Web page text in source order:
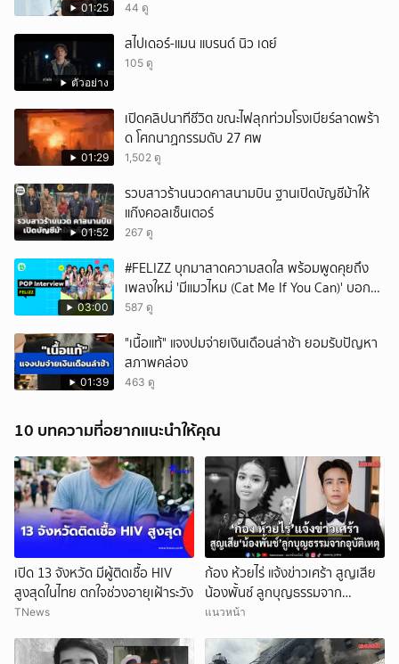
01:25 44 ดู
ตัวอย่าง
สไปเดอร์-แมน แบรนด์ นิว เดย์
105 ดู
01:29
เปิดคลิปนาทีชีวิต ขณะไฟลุกท่วมโรงเบียร์ลาดพร้า
ด โศกนาฏกรรมดับ 27 ศพ
1,502 ดู
01:52
รวบสาวร้านนวดคาสนามบิน ฐานเปิดบัญชีม้าให้
แก๊งคอลเซ็นเตอร์
267 ดู
03:00
#FELIZZ บุกมาสาดความสดใส พร้อมพูดคุยถึง
เพลงใหม่ 'มีแมวไหม (Cat Me If You Can)' บอก
เลยว่าเริ่ดไม่ไหว 🌟
587 ดู
01:39
"เนื้อแท้" แจงปมจ่ายเงินเดือนล่าช้า ยอมรับปัญหา
สภาพคล่อง
463 ดู
10 บทความที่อยากแนะนำให้คุณ
เปิด 13 จังหวัด มีผู้ติดเชื้อ HIV
สูงสุดในไทย ตกใจช่วงอายุเฝ้าระวัง
TNews
ก้อง ห้วยไร่ แจ้งข่าวเศร้า สูญเสีย
น้องพั้นช์ ลูกบุญธรรมจาก
อุบัติเหตุ
แนวหน้า